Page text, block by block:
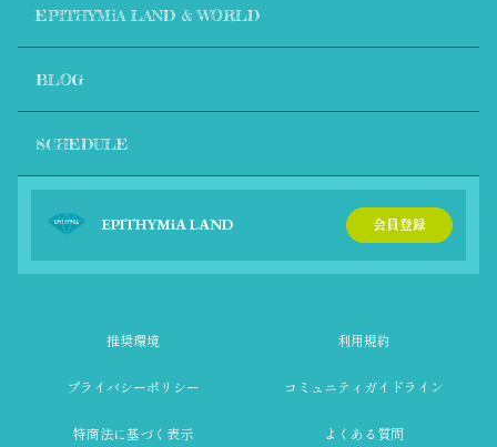
ア💎登場ですね😊👌
沖縄のライブたのしかったです♪
本当楽しみ〜💙🐧
3
1年前
1
EPITHYMiA LAND & WORLD
BLOG
SCHEDULE
EPITHYMiA LAND 会員登録
推奨環境 利用規約
プライバシーポリシー コミュニティガイドライン
特商法に基づく表示 よくある質問